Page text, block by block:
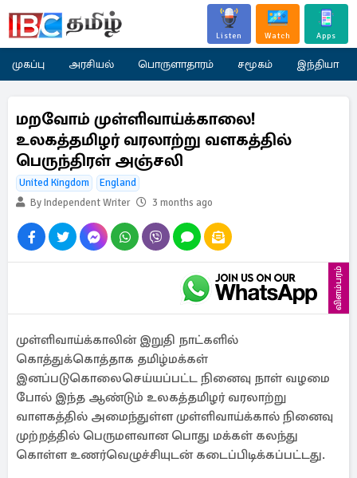
Listen Watch Apps
முகப்பு அரசியல் பொருளாதாரம் சமூகம் இந்தியா
மறவோம் முள்ளிவாய்க்காலை!
உலகத்தமிழர் வரலாற்று வளகத்தில்
பெருந்திரள் அஞ்சலி
United Kingdom
England
By Independent Writer
3 months ago
விளம்பரம்
முள்ளிவாய்க்காலின் இறுதி நாட்களில்
கொத்துக்கொத்தாக தமிழ்மக்கள்
இனப்படுகொலைசெய்யப்பட்ட நினைவு நாள் வழமை
போல் இந்த ஆண்டும் உலகத்தமிழர் வரலாற்று
வாளகத்தில் அமைந்துள்ள முள்ளிவாய்க்கால் நினைவு
முற்றத்தில் பெருமளவான பொது மக்கள் கலந்து
கொள்ள உணர்வெழுச்சியுடன் கடைப்பிடிக்கப்பட்டது.